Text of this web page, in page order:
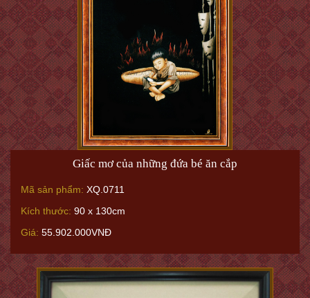
Giấc mơ của những đứa bé ăn cắp
Mã sản phẩm: XQ.0711
Kích thước: 90 x 130cm
Giá: 55.902.000VNĐ